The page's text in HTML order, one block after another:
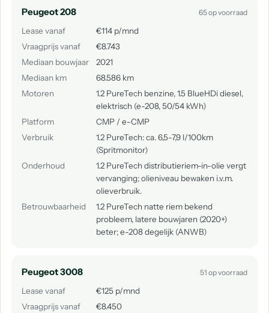
Peugeot 208 65 op voorraad
Lease vanaf
€114 p/mnd
Vraagprijs vanaf
€8.743
Mediaan bouwjaar
2021
Mediaan km
68.586 km
Motoren
1.2 PureTech benzine, 1.5 BlueHDi diesel,
elektrisch (e-208, 50/54 kWh)
Platform
CMP / e-CMP
Verbruik
1.2 PureTech: ca. 6,5-7,9 l/100km
(Spritmonitor)
Onderhoud
1.2 PureTech distributieriem-in-olie vergt
vervanging; olieniveau bewaken i.v.m.
olieverbruik.
Betrouwbaarheid
1.2 PureTech natte riem bekend
probleem, latere bouwjaren (2020+)
beter; e-208 degelijk (ANWB)
Peugeot 3008 51 op voorraad
Lease vanaf
€125 p/mnd
Vraagprijs vanaf
€8.450